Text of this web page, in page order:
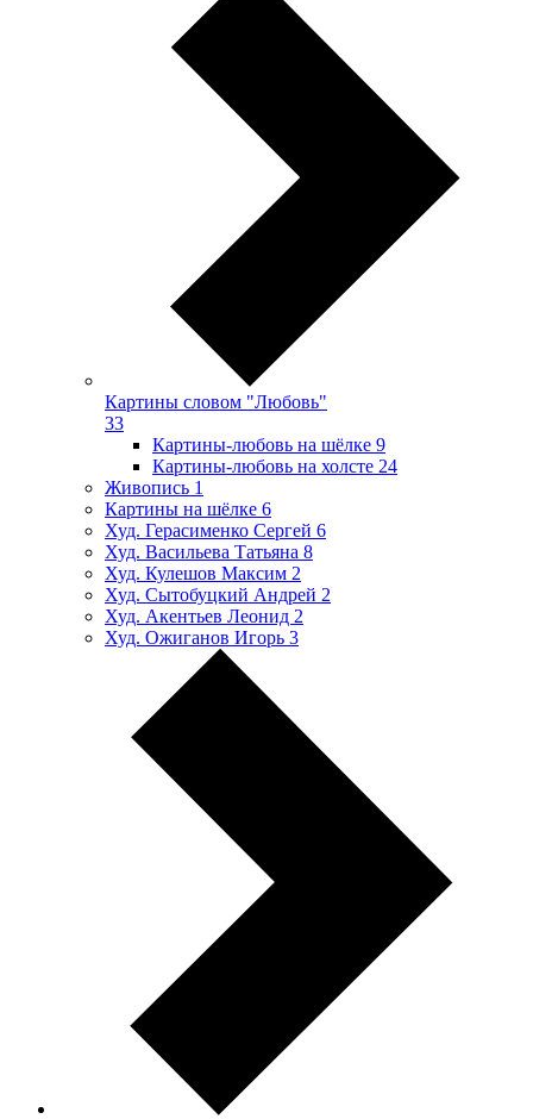
Картины словом "Любовь"
33
Картины-любовь на шёлке 9
Картины-любовь на холсте 24
Живопись 1
Картины на шёлке 6
Худ. Герасименко Сергей 6
Худ. Васильева Татьяна 8
Худ. Кулешов Максим 2
Худ. Сытобуцкий Андрей 2
Худ. Акентьев Леонид 2
Худ. Ожиганов Игорь 3